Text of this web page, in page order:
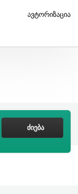
ავტორიზაცია
ᲫᲘᲔᲑᲐ